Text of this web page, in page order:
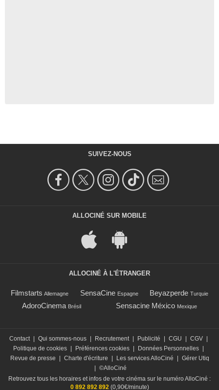
SUIVEZ-NOUS
ALLOCINÉ SUR MOBILE
ALLOCINÉ À L'ÉTRANGER
Filmstarts Allemagne SensaCine Espagne Beyazperde Turquie
AdoroCinema Brésil Sensacine México Mexique
Contact | Qui sommes-nous | Recrutement | Publicité | CGU | CGV |
Politique de cookies | Préférences cookies | Données Personnelles |
Revue de presse
| Charte d'écriture | Les services AlloCiné | Gérer Utiq
| ©AlloCiné
Retrouvez tous les horaires et infos de votre cinéma sur le numéro AlloCiné :
0 892 892 892 (0,90€/minute)